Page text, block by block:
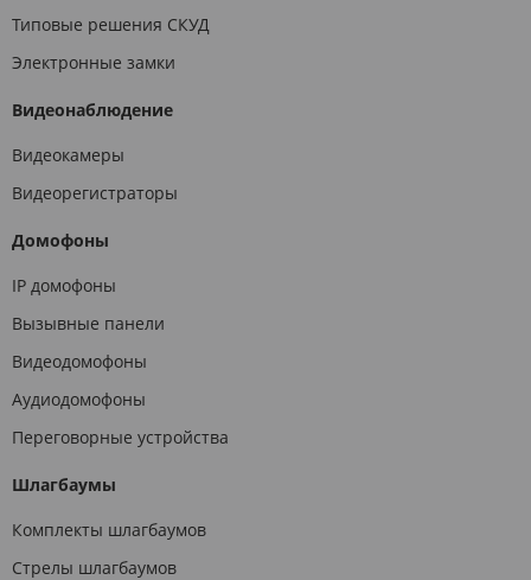
Типовые решения СКУД
Электронные замки
Видеонаблюдение
Видеокамеры
Видеорегистраторы
Домофоны
IP домофоны
Вызывные панели
Видеодомофоны
Аудиодомофоны
Переговорные устройства
Шлагбаумы
Комплекты шлагбаумов
Стрелы шлагбаумов